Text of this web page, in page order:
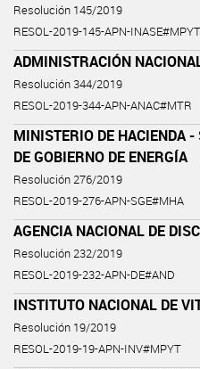
Resolución 145/2019
RESOL-2019-145-APN-INASE#MPYT
ADMINISTRACIÓN
Resolución 344/2019
RESOL-2019-344-APN-ANAC#MTR
MINISTERIO DE HACIENDA -
DE GOBIERNO DE ENERGÍA
Resolución 276/2019
RESOL-2019-276-APN-SGE#MHA
AGENCIA NACIONAL DE
Resolución 232/2019
RESOL-2019-232-APN-DE#AND
INSTITUTO NACIONAL DE
Resolución 19/2019
RESOL-2019-19-APN-INV#MPYT